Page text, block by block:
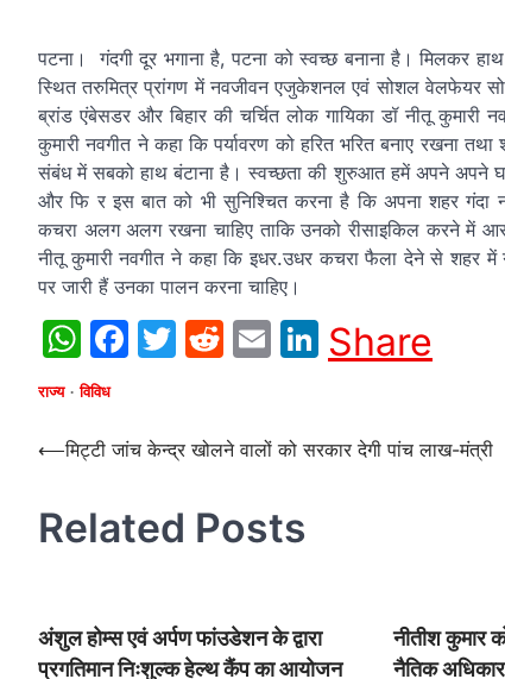
पटना। गंदगी दूर भगाना है, पटना को स्वच्छ बनाना है। मिलकर
स्थित तरुमित्र प्रांगण में नवजीवन एजुकेशनल एवं सोशल वेलफेयर
ब्रांड एंबेसडर और बिहार की चर्चित लोक गायिका डॉ नीतू कुमारी
कुमारी नवगीत ने कहा कि पर्यावरण को हरित भरित बनाए रखना
संबंध में सबको हाथ बंटाना है। स्वच्छता की शुरुआत हमें अपने
और फि र इस बात को भी सुनिश्चित करना है कि अपना शहर गंदा
कचरा अलग अलग रखना चाहिए ताकि उनको रीसाइकिल करने में
नीतू कुमारी नवगीत ने कहा कि इधर.उधर कचरा फैला देने से शहर में
पर जारी हैं उनका पालन करना चाहिए।
WhatsApp
Facebook
Twitter
Reddit
EmailLinkedIn
Share
राज्य विविध
Post
⟵मिट्टी जांच केन्द्र खोलने वालों को सरकार देगी पांच लाख-मंत्री
Related Posts
अंशुल होम्स एवं अर्पण फांउडेशन के द्वारा
प्रगतिमान निःशुल्क हेल्थ कैंप का आयोजन
नीतीश कुमार
नैतिक